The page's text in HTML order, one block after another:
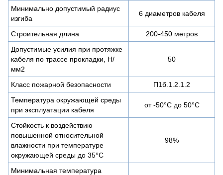
Минимально допустимый радиус
изгиба
6 диаметров кабеля
Строительная длина
200-450 метров
Допустимые усилия при протяжке
кабеля по трассе прокладки, Н/
мм2
50
Класс пожарной безопасности
П1б.1.2.1.2
Температура окружающей среды
при эксплуатации кабеля
от -50°С до 50°С
Стойкость к воздействию
повышенной относительной
влажности при температуре
окружающей среды до 35°C
98%
Минимальная температура